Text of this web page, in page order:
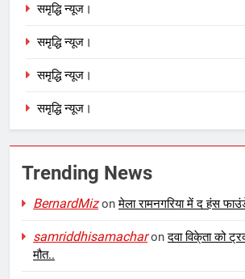
समृद्धि न्यूज।
समृद्धि न्यूज।
समृद्धि न्यूज।
समृद्धि न्यूज।
Trending News
BernardMizonमेला रामनगरिया में द हंस
samriddhisamacharonदवा विके्ता को
मौत..